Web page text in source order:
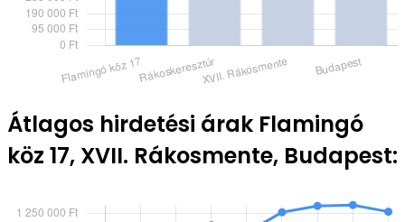
Átlagos hirdetési árak Flamingó
köz 17, XVII. Rákosmente, Budapest: